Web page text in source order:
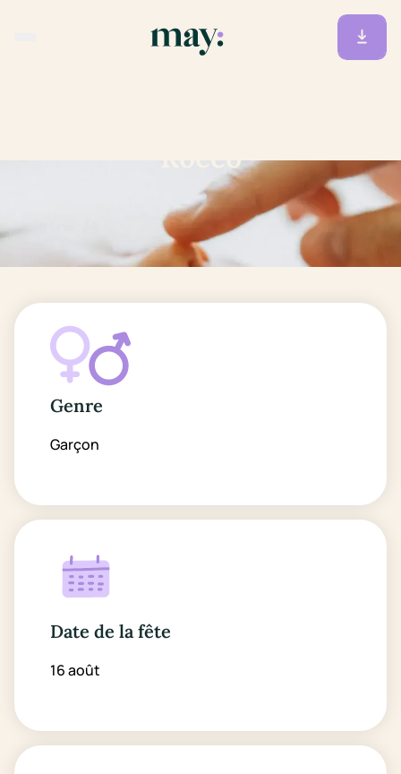
Rocco
Genre
Garçon
Date de la fête
16 août